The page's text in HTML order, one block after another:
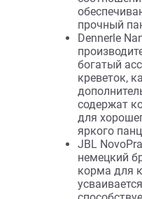
формах
питание
окраски.
прочный
Dennerle